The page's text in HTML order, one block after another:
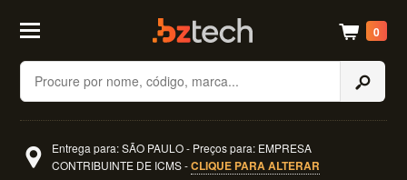
Buscar
0
Entrega para: SÃO PAULO - Preços para: EMPRESA
CONTRIBUINTE DE ICMS -CLIQUE PARA ALTERAR